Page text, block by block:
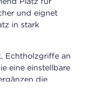
und eignet
in stark
Echtholzgriffe an
eine einstellbare
die